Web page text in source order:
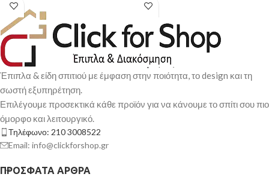
Παράδοση σε 3-10 εργάσιμες
ημέρες
Παράδοση σε 3-10 εργάσιμες
Έπιπλα & είδη σπιτιού με έμφαση στην ποιότητα, το design και τη
σωστή εξυπηρέτηση.
Επιλέγουμε προσεκτικά κάθε προϊόν για να κάνουμε το σπίτι σου πιο
όμορφο και λειτουργικό.
Τηλέφωνο: 210 3008522
Email: info@clickforshop.gr
ΠΡΌΣΦΑΤΑ ΆΡΘΡΑ